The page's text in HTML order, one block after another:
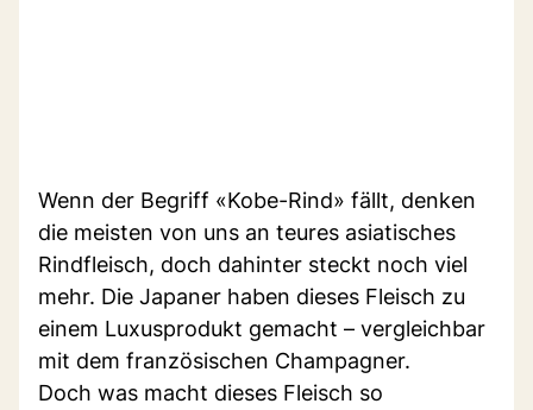
Wenn der Begriff «Kobe-Rind» fällt, denken
die meisten von uns an teures asiatisches
Rindfleisch, doch dahinter steckt noch viel
mehr. Die Japaner haben dieses Fleisch zu
einem Luxusprodukt gemacht – vergleichbar
mit dem französischen Champagner.
Doch was macht dieses Fleisch so